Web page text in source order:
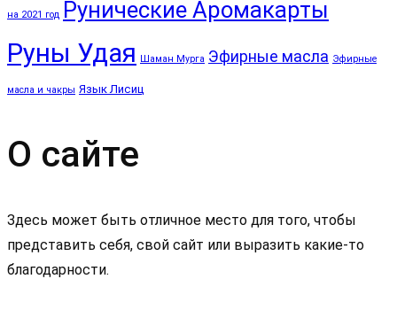
на 2021 год Рунические Аромакарты
Руны Удая Шаман Мурга Эфирные масла Эфирные
масла и чакры Язык Лисиц
О сайте
Здесь может быть отличное место для того, чтобы
представить себя, свой сайт или выразить какие-то
благодарности.